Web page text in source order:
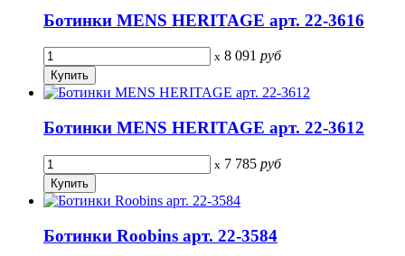
Ботинки MENS HERITAGE арт. 22-3616
x 8 091 руб
Ботинки MENS HERITAGE арт. 22-3612
x 7 785 руб
Ботинки Roobins арт. 22-3584